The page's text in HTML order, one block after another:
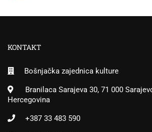
KONTAKT
Bošnjačka zajednica kulture
Branilaca Sarajeva 30, 71 000
Hercegovina
+387 33 483 590